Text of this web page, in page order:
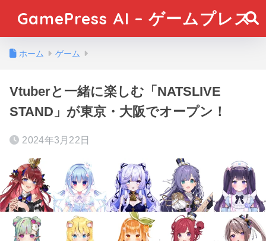
GamePress AI – ゲームプレス
ホーム ゲーム
Vtuberと一緒に楽しむ「NATSLIVE
STAND」が東京・大阪でオープン！
2024年3月22日